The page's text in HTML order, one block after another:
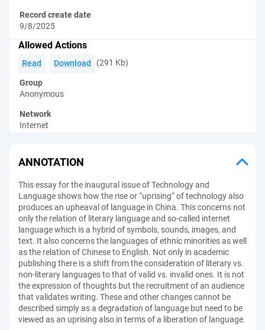
Record create date
9/8/2025
Allowed Actions
Read Download (291 Kb)
Group
Anonymous
Network
Internet
ANNOTATION
This essay for the inaugural issue of Technology and
Language shows how the rise or “uprising“ of technology also
produces an upheaval of language in China. This concerns not
only the relation of literary language and so-called internet
language which is a hybrid of symbols, sounds, images, and
text. It also concerns the languages of ethnic minorities as well
as the relation of Chinese to English. Not only in academic
publishing there is a shift from the consideration of literary vs.
non-literary languages to that of valid vs. invalid ones. It is not
the expression of thoughts but the recruitment of an audience
that validates writing. These and other changes cannot be
described simply as a degradation of language but need to be
viewed as an uprising also in terms of a liberation of language.